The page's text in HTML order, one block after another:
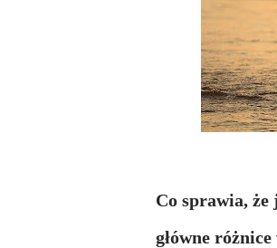
Co sprawia,
główne